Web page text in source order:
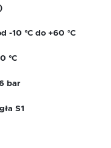
-10 °C do +60 °C
°C
bar
S1